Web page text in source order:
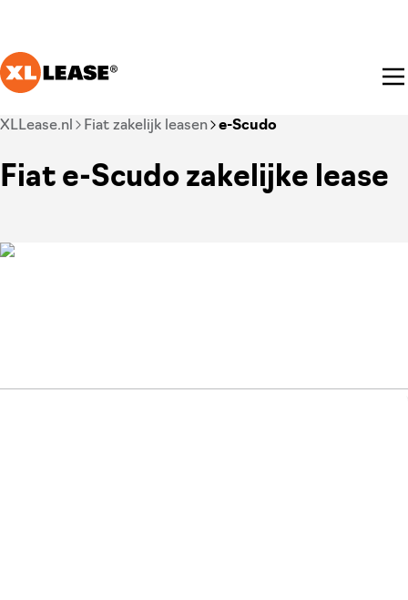
Je bent nu voorbij het hoofdmenu
XLLease.nl Fiat zakelijk leasen e-Scudo
Fiat e-Scudo zakelijke lease